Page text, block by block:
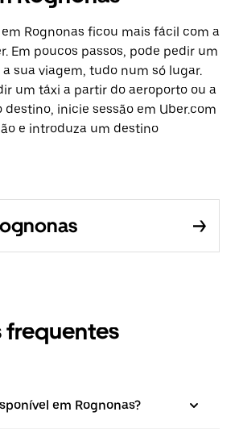
Rognonas ficou mais fácil com a
Em poucos passos, pode pedir um
sua viagem, tudo num só lugar.
um táxi a partir do aeroporto ou a
destino, inicie sessão em Uber.com
e introduza um destino
frequentes
em Rognonas?